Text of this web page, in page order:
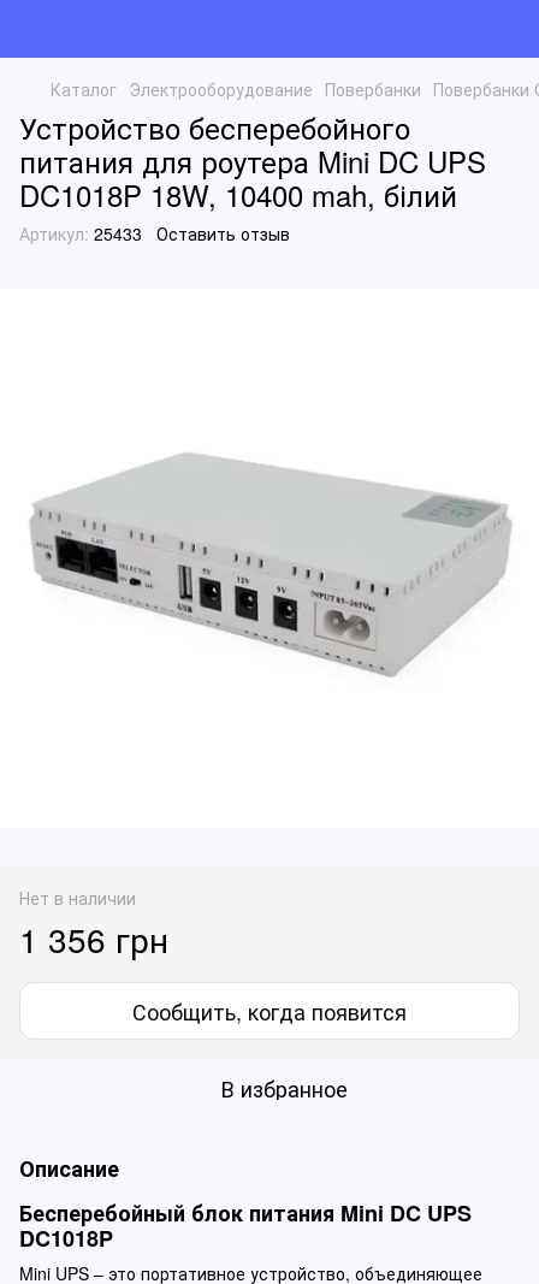
Каталог Электрооборудование Повербанки Повербанки
Устройство бесперебойного
питания для роутера Mini DC UPS
DC1018P 18W, 10400 mah, білий
Артикул: 25433 Оставить отзыв
Нет в наличии
1 356 грн
Сообщить, когда появится
В избранное
Описание
Бесперебойный блок питания Mini DC UPS
DC1018P
Mini UPS – это портативное устройство, объединяющее